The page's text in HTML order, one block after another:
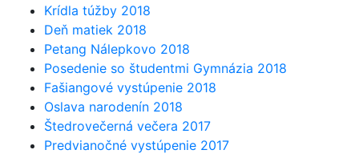
Krídla túžby 2018
Deň matiek 2018
Petang Nálepkovo 2018
Posedenie so študentmi Gymnázia 2018
Fašiangové vystúpenie 2018
Oslava narodenín 2018
Štedrovečerná večera 2017
Predvianočné vystúpenie 2017